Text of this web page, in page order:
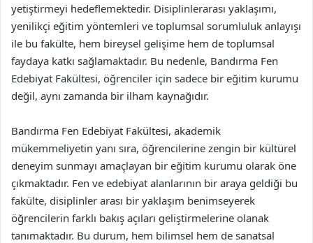
yetiştirmeyi hedeflemektedir. Disiplinlerarası yaklaşımı,
yenilikçi eğitim yöntemleri ve toplumsal sorumluluk anlayışı
ile bu fakülte, hem bireysel gelişime hem de toplumsal
faydaya katkı sağlamaktadır. Bu nedenle, Bandırma Fen
Edebiyat Fakültesi, öğrenciler için sadece bir eğitim kurumu
değil, aynı zamanda bir ilham kaynağıdır.
Bandırma Fen Edebiyat Fakültesi, akademik
mükemmeliyetin yanı sıra, öğrencilerine zengin bir kültürel
deneyim sunmayı amaçlayan bir eğitim kurumu olarak öne
çıkmaktadır. Fen ve edebiyat alanlarının bir araya geldiği bu
fakülte, disiplinler arası bir yaklaşım benimseyerek
öğrencilerin farklı bakış açıları geliştirmelerine olanak
tanımaktadır. Bu durum, hem bilimsel hem de sanatsal